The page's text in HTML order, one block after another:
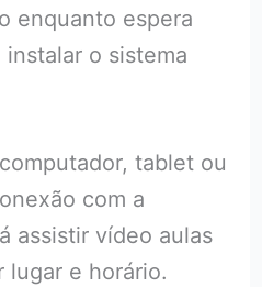
enquanto espera
o sistema
tablet ou
com a
assistir vídeo aulas
lugar e horário.